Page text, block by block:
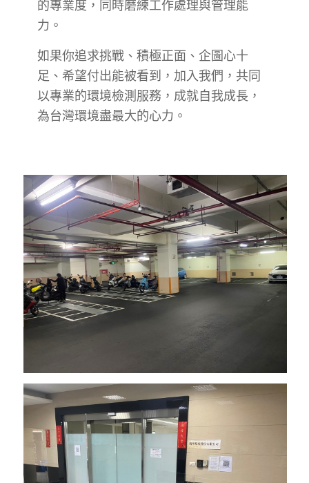
的專業度，同時磨練工作處理與管理能
力。
如果你追求挑戰、積極正面、企圖心十
足、希望付出能被看到，加入我們，共同
以專業的環境檢測服務，成就自我成長，
為台灣環境盡最大的心力。